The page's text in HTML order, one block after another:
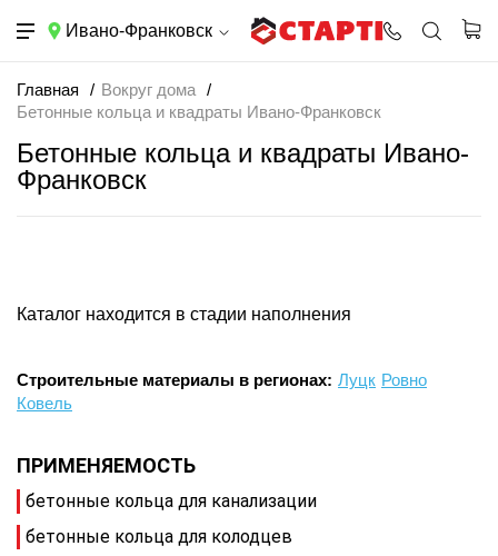
Ивано-Франковск
Главная
Вокруг дома
Бетонные кольца и квадраты Ивано-Франковск
Бетонные кольца и квадраты Ивано-
Франковск
Каталог находится в стадии наполнения
Строительные материалы в регионах: Луцк Ровно
Ковель
ПРИМЕНЯЕМОСТЬ
бетонные кольца для канализации
бетонные кольца для колодцев